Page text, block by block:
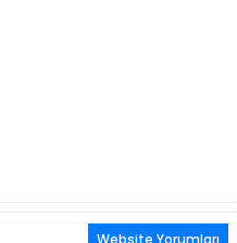
Website Yorumları